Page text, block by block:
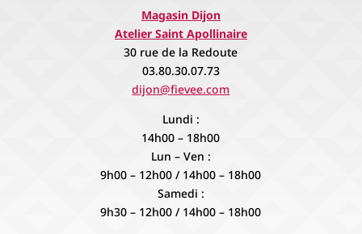
Magasin Dijon
Atelier Saint Apollinaire
30 rue de la Redoute
03.80.30.07.73
dijon@fievee.com
Lundi :
14h00 – 18h00
Lun – Ven :
9h00 – 12h00 / 14h00 – 18h00
Samedi :
9h30 – 12h00 / 14h00 – 18h00